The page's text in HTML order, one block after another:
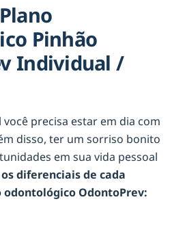
Pinhão
Individual /
precisa estar em dia com
disso, ter um sorriso bonito
em sua vida pessoal
diferenciais de cada
OdontoPrev: